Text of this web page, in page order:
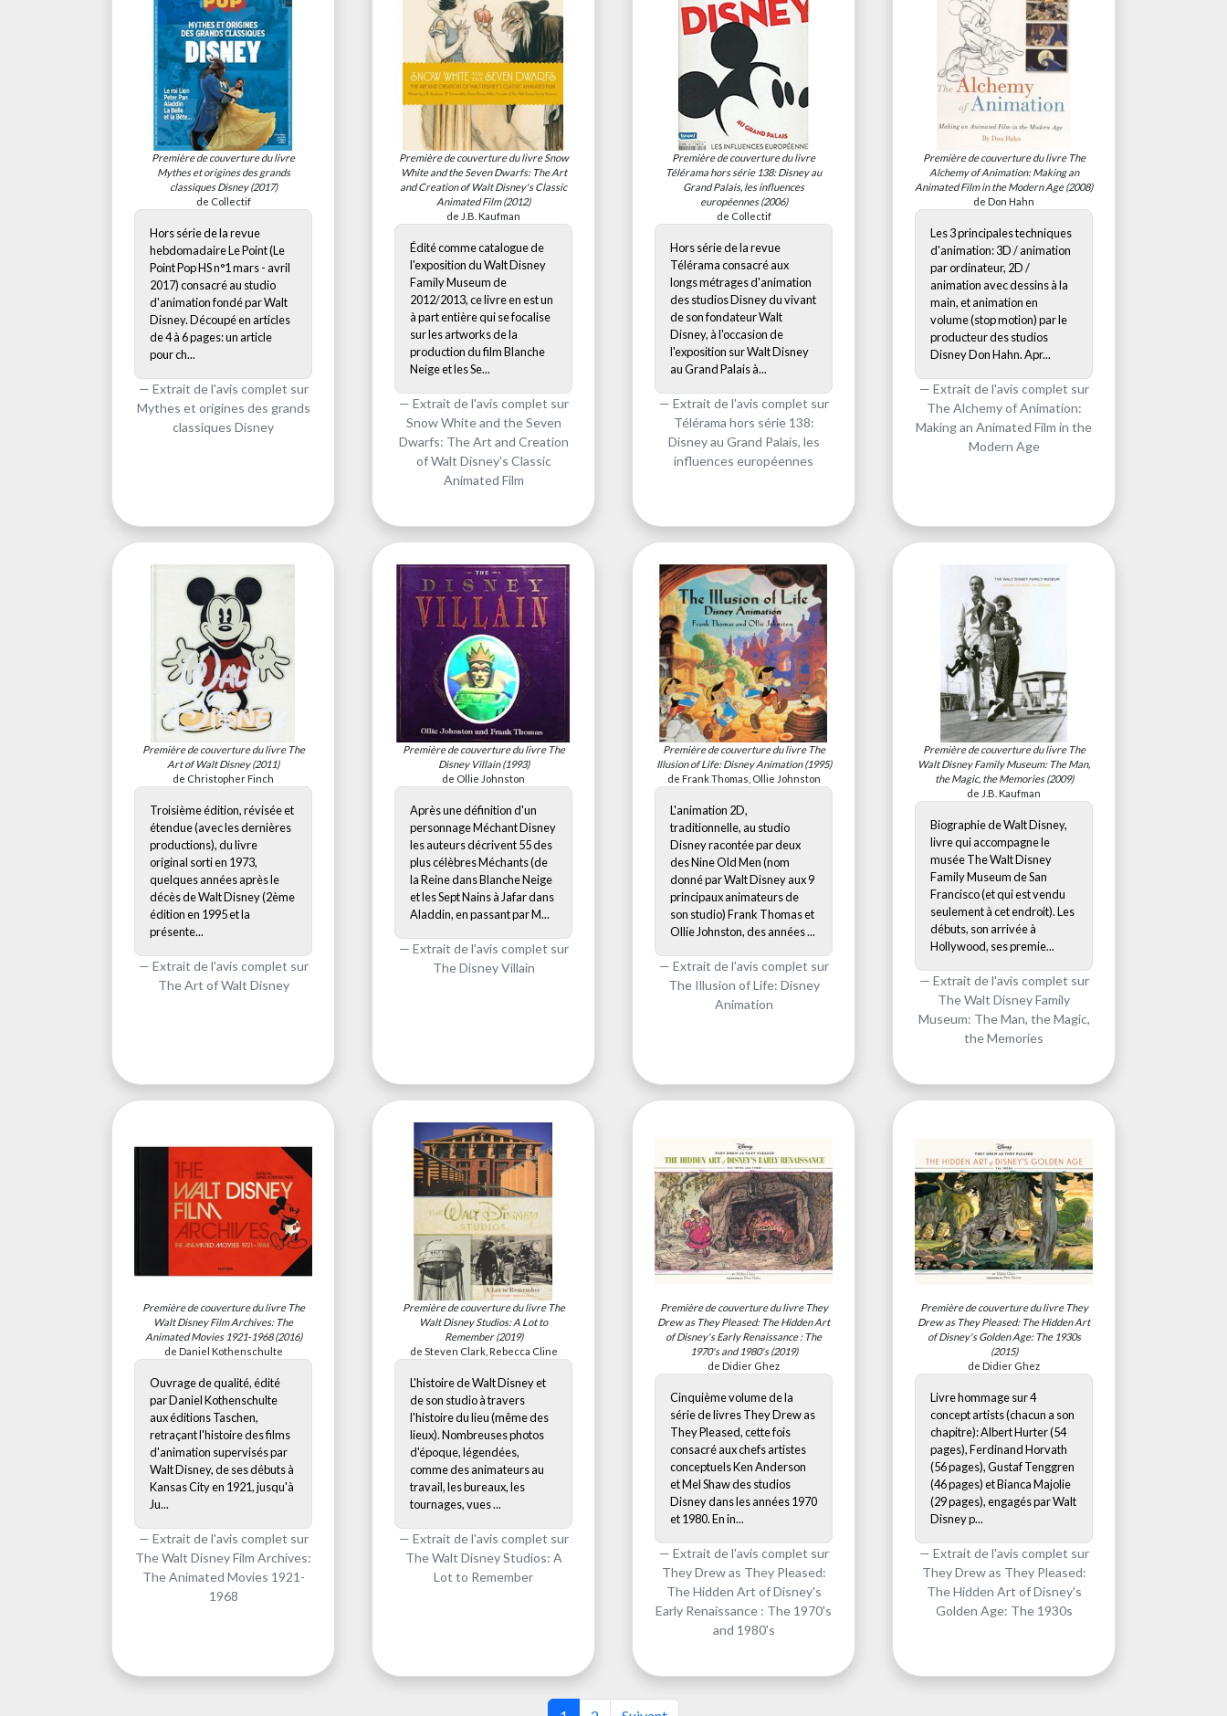
Première de couverture du livre
Mythes et origines des grands
classiques Disney(2017)
de Collectif
Hors série de la revue
hebdomadaire Le Point (Le
Point Pop HS n°1 mars - avril
2017) consacré au studio
d'animation fondé par Walt
Disney. Découpé en articles
de 4 à 6 pages: un article
pour ch...
Extrait de l'avis complet sur
Mythes et origines des grands
classiques Disney
Première de couverture du livreSnow
White and the Seven Dwarfs: The Art
and Creation of Walt Disney's Classic
Animated Film(2012)
de J.B. Kaufman
Édité comme catalogue de
l'exposition du Walt Disney
Family Museum de
2012/2013, ce livre en est un
à part entière qui se focalise
sur les artworks de la
production du film Blanche
Neige et les Se...
Extrait de l'avis complet sur
Snow White and the Seven
Dwarfs: The Art and Creation
of Walt Disney's Classic
Animated Film
Première de couverture du livre
Télérama hors série 138: Disney au
Grand Palais, les influences
européennes(2006)
de Collectif
Hors série de la revue
Télérama consacré aux
longs métrages d'animation
des studios Disney du vivant
de son fondateur Walt
Disney, à l'occasion de
l'exposition sur Walt Disney
au Grand Palais à...
Extrait de l'avis complet sur
Télérama hors série 138:
Disney au Grand Palais, les
influences européennes
Première de couverture du livre The
Alchemy of Animation: Making an
Animated Film in the Modern Age(2008)
de Don Hahn
Les 3 principales techniques
d'animation: 3D / animation
par ordinateur, 2D /
animation avec dessins à la
main, et animation en
volume (stop motion) par le
producteur des studios
Disney Don Hahn. Apr...
Extrait de l'avis complet sur
The Alchemy of Animation:
Making an Animated Film in the
Modern Age
Première de couverture du livre The
Art of Walt Disney(2011)
de Christopher Finch
Troisième édition, révisée et
étendue (avec les dernières
productions), du livre
original sorti en 1973,
quelques années après le
décès de Walt Disney (2ème
édition en 1995 et la
présente...
Extrait de l'avis complet sur
The Art of Walt Disney
Première de couverture du livre The
Disney Villain(1993)
de Ollie Johnston
Après une définition d'un
personnage Méchant Disney
les auteurs décrivent 55 des
plus célèbres Méchants (de
la Reine dans Blanche Neige
et les Sept Nains à Jafar dans
Aladdin, en passant par M...
Extrait de l'avis complet sur
The Disney Villain
Première de couverture du livre The
Illusion of Life: Disney Animation(1995)
de Frank Thomas, Ollie Johnston
L'animation 2D,
traditionnelle, au studio
Disney racontée par deux
des Nine Old Men (nom
donné par Walt Disney aux 9
principaux animateurs de
son studio) Frank Thomas et
Ollie Johnston, des années ...
Extrait de l'avis complet sur
The Illusion of Life: Disney
Animation
Première de couverture du livre The
Walt Disney Family Museum: The Man,
the Magic, the Memories(2009)
de J.B. Kaufman
Biographie de Walt Disney,
livre qui accompagne le
musée The Walt Disney
Family Museum de San
Francisco (et qui est vendu
seulement à cet endroit). Les
débuts, son arrivée à
Hollywood, ses premie...
Extrait de l'avis complet sur
The Walt Disney Family
Museum: The Man, the Magic,
the Memories
Première de couverture du livre The
Walt Disney Film Archives: The
Animated Movies 1921-1968(2016)
de Daniel Kothenschulte
Ouvrage de qualité, édité
par Daniel Kothenschulte
aux éditions Taschen,
retraçant l'histoire des films
d'animation supervisés par
Walt Disney, de ses débuts à
Kansas City en 1921, jusqu'à
Ju...
Extrait de l'avis complet sur
The Walt Disney Film Archives:
The Animated Movies 1921-
1968
Première de couverture du livre The
Walt Disney Studios: A Lot to
Remember(2019)
de Steven Clark, Rebecca Cline
L'histoire de Walt Disney et
de son studio à travers
l'histoire du lieu (même des
lieux). Nombreuses photos
d'époque, légendées,
comme des animateurs au
travail, les bureaux, les
tournages, vues ...
Extrait de l'avis complet sur
The Walt Disney Studios: A
Lot to Remember
Première de couverture du livre They
Drew as They Pleased: The Hidden Art
of Disney's Early Renaissance : The
1970's and 1980's(2019)
de Didier Ghez
Cinquième volume de la
série de livres They Drew as
They Pleased, cette fois
consacré aux chefs artistes
conceptuels Ken Anderson
et Mel Shaw des studios
Disney dans les années 1970
et 1980. En in...
Extrait de l'avis complet sur
They Drew as They Pleased:
The Hidden Art of Disney's
Early Renaissance : The 1970's
and 1980's
Première de couverture du livre They
Drew as They Pleased: The Hidden Art
of Disney's Golden Age: The 1930s
(2015)
de Didier Ghez
Livre hommage sur 4
concept artists (chacun a son
chapitre): Albert Hurter (54
pages), Ferdinand Horvath
(56 pages), Gustaf Tenggren
(46 pages) et Bianca Majolie
(29 pages), engagés par Walt
Disney p...
Extrait de l'avis complet sur
They Drew as They Pleased:
The Hidden Art of Disney's
Golden Age: The 1930s